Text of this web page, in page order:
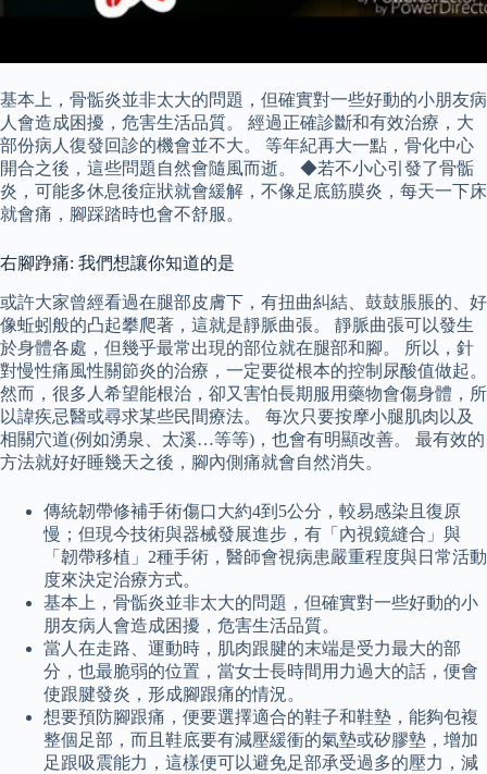
基本上，骨骺炎並非太大的問題，但確實對一些好動的小朋友病
人會造成困擾，危害生活品質。 經過正確診斷和有效治療，大
部份病人復發回診的機會並不大。 等年紀再大一點，骨化中心
開合之後，這些問題自然會隨風而逝。 ◆若不小心引發了骨骺
炎，可能多休息後症狀就會緩解，不像足底筋膜炎，每天一下床
就會痛，腳踩踏時也會不舒服。
右腳踭痛: 我們想讓你知道的是
或許大家曾經看過在腿部皮膚下，有扭曲糾結、鼓鼓脹脹的、好
像蚯蚓般的凸起攀爬著，這就是靜脈曲張。 靜脈曲張可以發生
於身體各處，但幾乎最常出現的部位就在腿部和腳。 所以，針
對慢性痛風性關節炎的治療，一定要從根本的控制尿酸值做起。
然而，很多人希望能根治，卻又害怕長期服用藥物會傷身體，所
以諱疾忌醫或尋求某些民間療法。 每次只要按摩小腿肌肉以及
相關穴道(例如湧泉、太溪…等等)，也會有明顯改善。 最有效的
方法就好好睡幾天之後，腳內側痛就會自然消失。
傳統韌帶修補手術傷口大約4到5公分，較易感染且復原
慢；但現今技術與器械發展進步，有「內視鏡縫合」與
「韌帶移植」2種手術，醫師會視病患嚴重程度與日常活動
度來決定治療方式。
基本上，骨骺炎並非太大的問題，但確實對一些好動的小
朋友病人會造成困擾，危害生活品質。
當人在走路、運動時，肌肉跟腱的末端是受力最大的部
分，也最脆弱的位置，當女士長時間用力過大的話，便會
使跟腱發炎，形成腳跟痛的情況。
想要預防腳跟痛，便要選擇適合的鞋子和鞋墊，能夠包複
整個足部，而且鞋底要有減壓緩衝的氣墊或矽膠墊，增加
足跟吸震能力，這樣便可以避免足部承受過多的壓力，減